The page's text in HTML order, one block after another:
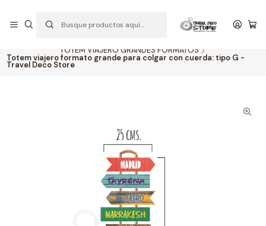
PEDIDOS ABIERTOS: CON ENVIOS A TODO CHILE
TOTEM VIAJERO GRANDES FORMATOS
Totem viajero formato grande para colgar con cuerda: tipo G -
Travel Deco Store